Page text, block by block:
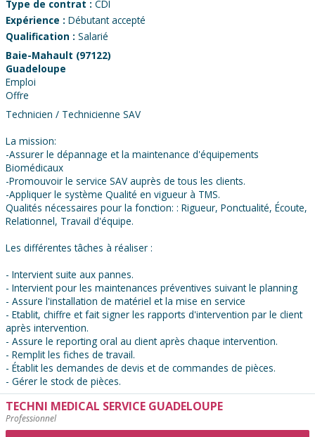
Type de contrat : CDI
Expérience : Débutant accepté
Qualification : Salarié
Baie-Mahault (97122)
Guadeloupe
Emploi
Offre
Technicien / Technicienne SAV
La mission:
-Assurer le dépannage et la maintenance d'équipements
Biomédicaux
-Promouvoir le service SAV auprès de tous les clients.
-Appliquer le système Qualité en vigueur à TMS.
Qualités nécessaires pour la fonction: : Rigueur, Ponctualité, Écoute,
Relationnel, Travail d'équipe.
Les différentes tâches à réaliser :
- Intervient suite aux pannes.
- Intervient pour les maintenances préventives suivant le planning
- Assure l'installation de matériel et la mise en service
- Etablit, chiffre et fait signer les rapports d'intervention par le client
après intervention.
- Assure le reporting oral au client après chaque intervention.
- Remplit les fiches de travail.
- Établit les demandes de devis et de commandes de pièces.
- Gérer le stock de pièces.
Contacter
l'annonceur
TECHNI MEDICAL SERVICE GUADELOUPE
Professionnel